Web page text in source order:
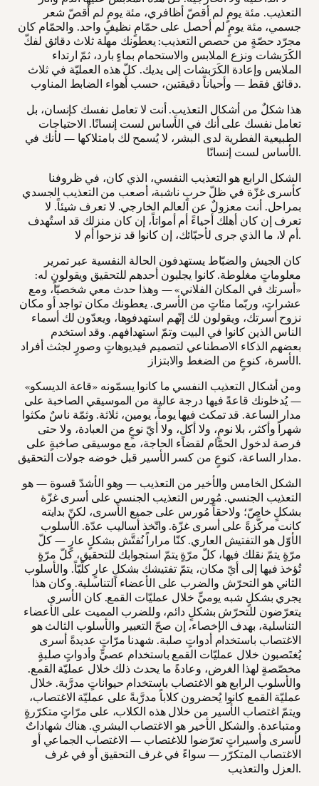
التعذيب. مئة يومٍ لم أقصّ أظافري، مئة يومٍ لم أقصّ شعر
جسمي، مئة يومٍ لم أحصل على حمّامٍ نظيفٍ واحد. والحمّام كان
مجرّد حصّةٍ من حصص التعذيب: يعطونك مهلة ثلاث دقائق لفكّ
الكَرَبشات ونزع الملابس والاستحمام بماءٍ بارد، ثمّ ارتداء
الملابس وإعادة الكَرَبشات إلى يديك. كلّ هذه العمليّة في ثلاث
دقائق فقط — وأحياناً دقيقتين، حسب أهواء الضابط المناوب.
هذا شكلٌ من أشكال التعذيب. أنت لا تعامل نفسك كإنسان، بل
تعامل نفسك على أنك في الأساس لست إنسانًا. الاحتياجات
الطبيعية الفطرية لدى البشر، لا يُسمح لك بامتلاكها — لأنك في
الأساس لست إنسانًا.
الشكل الرابع هو التعذيب النفسي، الذي كان، في ظروفنا
كأسرى غزّة في ظلّ حربٍ ناشبة، أصعب من التعذيب الجسدي
بمراحل. أنت معزولٌ عن العالم الخارجي. لا تعرف شيئاً. لا
تعرف إن كان أهلك أحياءً أم أمواتاً، إن كان منزلك قد استُهدف
أم لا، ما الذي جرى لأحبّائك، إن كانوا قد نزحوا أم لا.
كان الجيش والضبّاط يستهدفون الحالة النفسية عبر تمرير
معلوماتٍ مغلوطة. كانوا يجلبون أحدهم للتحقيق ويقولون له:
«أسرتك في المكان الفلاني» — وهذا حدث معي شخصيّاً، ومع
عشراتٍ، وربّما مئاتٍ من الأسرى. يعطونك مكان تواجد أو مكان
نزوح أسرتك، ويقولون لك إنّهم استهدفوها، ويعدّون لك أسماء
الناس الذين كانوا في البيت وتمّ استهدافهم. وقد استخدم
بعضهم الذكاء الاصطناعي لتصميم فيديوهاتٍ وصورٍ لجثث أفراد
الأسرة، كنوعٍ من الضغط والابتزاز.
ومن أشكال التعذيب النفسي ما كانوا يسمّونه «قاعة الديسكو»
— يُدخلونك قاعةً فيها درجة عالية من الموسيقي الصاخبة على
مدار الساعة. قد تمكث فيها يوماً، يومين، ثلاثة. وثمّة ناسٌ مكثوا
شهراً وأكثر، بلا نومٍ، ولا أكلٍ، ولا أيّ نوعٍ من العبادة، ولا حتى
فرصة لدخول الحمّام لقضاء الحاجة، مع موسيقى صاخبةٍ على
مدار الساعة، كنوعٍ من كسر الأسير قبل خوضه جولات التحقيق.
الشكل الخامس والأخير من التعذيب — وهو الأشدّ قسوة — هو
التعذيب الجنسي. مُورس التعذيب الجنسي على أسرى غزّة
بشكلٍ خاصّ؛ ولاحقاً مُورس على جميع الأسرى، لكنّ بدايته
كانت مركَّزةً على أسرى غزّة. واتّخذ أساليب عدّة. الأسلوب
الأوّل هو التفتيش العاري. كنّا مراراً نُفتَّش بشكلٍ عارٍ — كلّ
مرّةٍ يتمّ نقلك فيها، كلّ مرّةٍ يتمّ استجوابك للتحقيق، كلّ مرّةٍ
تُؤخذ فيها إلى أيّ مكان، يتمّ تفتيشك بشكلٍ عارٍ كلّيّاً. والأسلوب
الثاني هو التحرّش والضرب على الأعضاء التناسلية. وكان هذا
يجري بشكلٍ شبه يوميٍّ خلال عمليّات القمع. كان الأسرى
يتعرّضون للتحرّش بشكلٍ دائم، وللضرب المميت على الأعضاء
التناسلية، بهدف الإخصاء، إن صحّ التعبير والأسلوب الثالث هو
الاغتصاب باستخدام أدواتٍ صلبة. شهدنا مرّاتٍ عديدةً أسرى
يُغتَصبون خلال عمليّات القمع باستخدام عصيٍّ وأدواتٍ صلبةٍ
مخصّصةٍ لهذا الغرض، وعادةً ما يحدث ذلك خلال عمليّة القمع.
والأسلوب الرابع هو الاغتصاب باستخدام حيواناتٍ مدرَّبة. خلال
عمليّة القمع كانوا يُحضرون كلاباً مدرَّبةً على عمليّة الاغتصاب،
ويتمّ اغتصاب الأسير من خلال هذه الكلاب، على مرّاتٍ متكرّرةٍ
ومتباعدة. والشكل الأخير هو الاغتصاب البشري. هناك شهاداتٌ
لأسرى وأسيراتٍ تعرّضوا للاغتصاب — الاغتصاب الجماعي أو
الاغتصاب المتكرّر — سواءً في غرف التحقيق أو في غرف
العزل والتعذيب.